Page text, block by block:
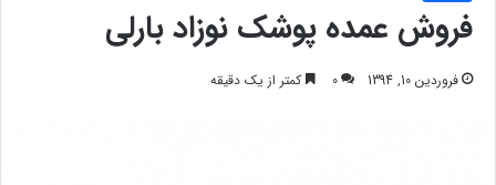
فروش عمده پوشک نوزاد بارلی
فروردین 10, 1394 0 کمتر از یک دقیقه